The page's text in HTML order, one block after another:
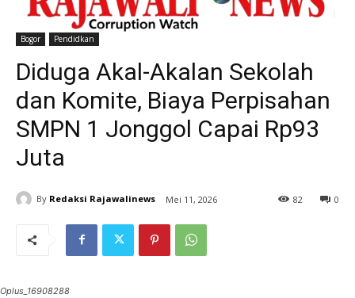
Bogor Pendidkan
Diduga Akal-Akalan Sekolah
dan Komite, Biaya Perpisahan
SMPN 1 Jonggol Capai Rp93
Juta
By Redaksi Rajawalinews Mei 11, 2026 0
82
Oplus_16908288